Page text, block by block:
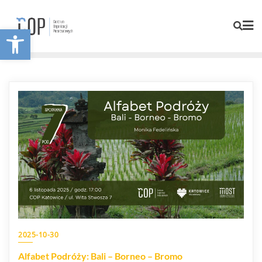
Otwórz pasek narzędzi
2025-10-30
Alfabet Podróży: Bali – Borneo – Bromo